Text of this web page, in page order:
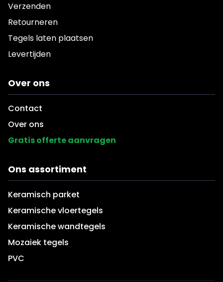
Verzenden
Retourneren
Tegels laten plaatsen
Levertijden
Over ons
Contact
Over ons
Gratis offerte aanvragen
Ons assortiment
Keramisch parket
Keramische vloertegels
Keramische wandtegels
Mozaiek tegels
PVC